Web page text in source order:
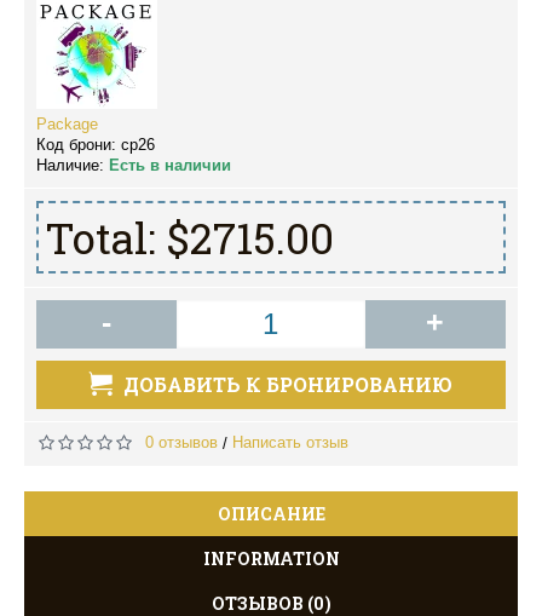
Package
Код брони: cp26
Наличие: Есть в наличии
Total: $2715.00
- +
ДОБАВИТЬ К БРОНИРОВАНИЮ
0 отзывов / Написать отзыв
ОПИСАНИЕ
INFORMATION
ОТЗЫВОВ (0)